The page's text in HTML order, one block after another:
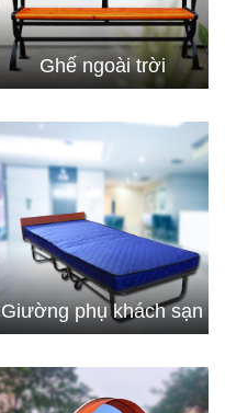
Ghế ngoài trời
Giường phụ khách sạn